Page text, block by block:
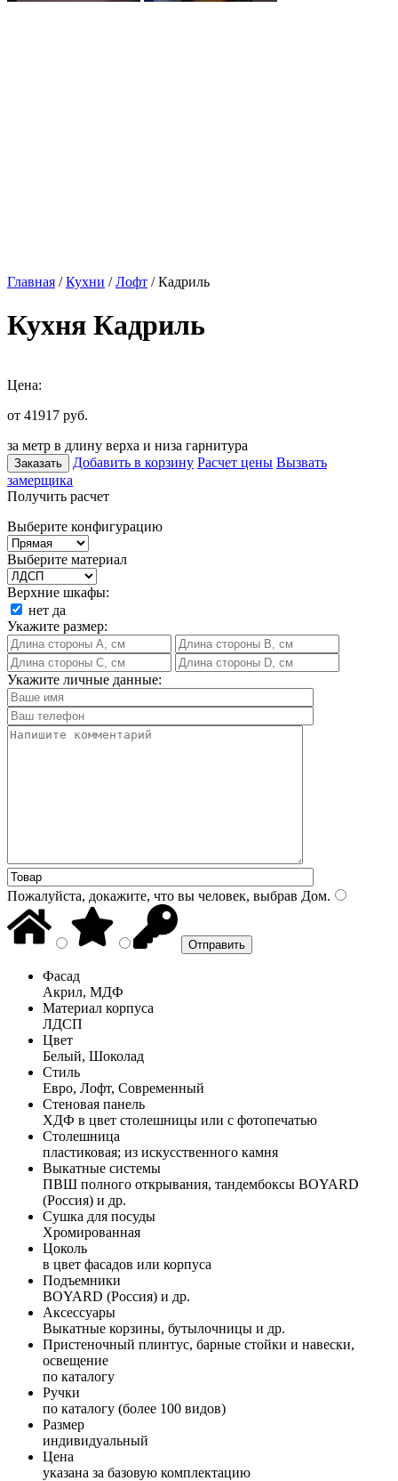
Главная /Кухни /Лофт / Кадриль
Кухня Кадриль
Цена:
от 41917 руб.
за метр в длину верха и низа гарнитура
Заказать Добавить в корзину Расчет цены Вызвать
замерщика
Получить расчет
Выберите конфигурацию
Выберите материал
Верхние шкафы:
нет да
Укажите размер:
Укажите личные данные:
Пожалуйста, докажите, что вы человек, выбрав Дом.
Фасад
Акрил, МДФ
Материал корпуса
ЛДСП
Цвет
Белый, Шоколад
Стиль
Евро, Лофт, Современный
Стеновая панель
ХДФ в цвет столешницы или с фотопечатью
Столешница
пластиковая; из искусственного камня
Выкатные системы
ПВШ полного открывания, тандембоксы BOYARD
(Россия) и др.
Сушка для посуды
Хромированная
Цоколь
в цвет фасадов или корпуса
Подъемники
BOYARD (Россия) и др.
Аксессуары
Выкатные корзины, бутылочницы и др.
Пристеночный плинтус, барные стойки и навески,
освещение
по каталогу
Ручки
по каталогу (более 100 видов)
Размер
индивидуальный
Цена
указана за базовую комплектацию